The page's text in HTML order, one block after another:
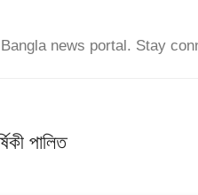
news portal. Stay
পালিত